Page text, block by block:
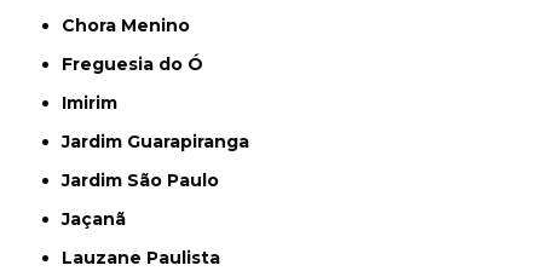
Chora Menino
Freguesia do Ó
Imirim
Jardim Guarapiranga
Jardim São Paulo
Jaçanã
Lauzane Paulista